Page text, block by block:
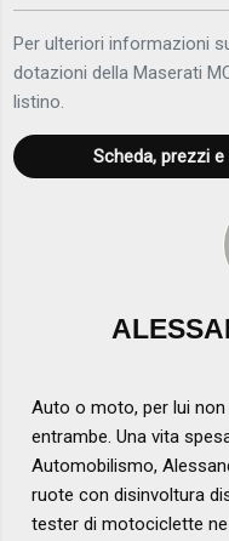
Per ulteriori informazioni
dotazioni della Maserati
listino.
Scheda, prezzi
Auto o moto, per lui
entrambe. Una vita
Automobilismo,
ruote con disinvoltura
tester di motociclette